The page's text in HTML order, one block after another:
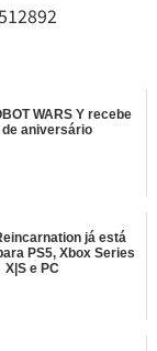
WARS Y recebe
de aniversário
já está
PS5, Xbox Series
X|S e PC